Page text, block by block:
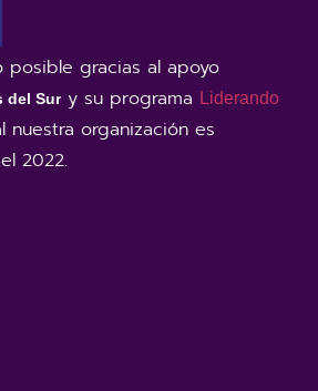
posible gracias al apoyo
del Sur y su programa Liderando
nuestra organización es
2022.